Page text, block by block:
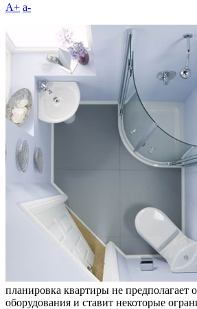
A+ а-
планировка квартиры не предполагает
оборудования и ставит некоторые